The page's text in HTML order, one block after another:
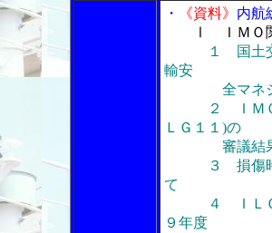
・ 《資料》 内航
Ⅰ ＩＭＯ
１ 国土
輸安
全マネジメ
２ ＩＭＯ第
ＬＧ１１)の
審議結
３ 損傷時復
て
４ ＩＬＯ海
９年度